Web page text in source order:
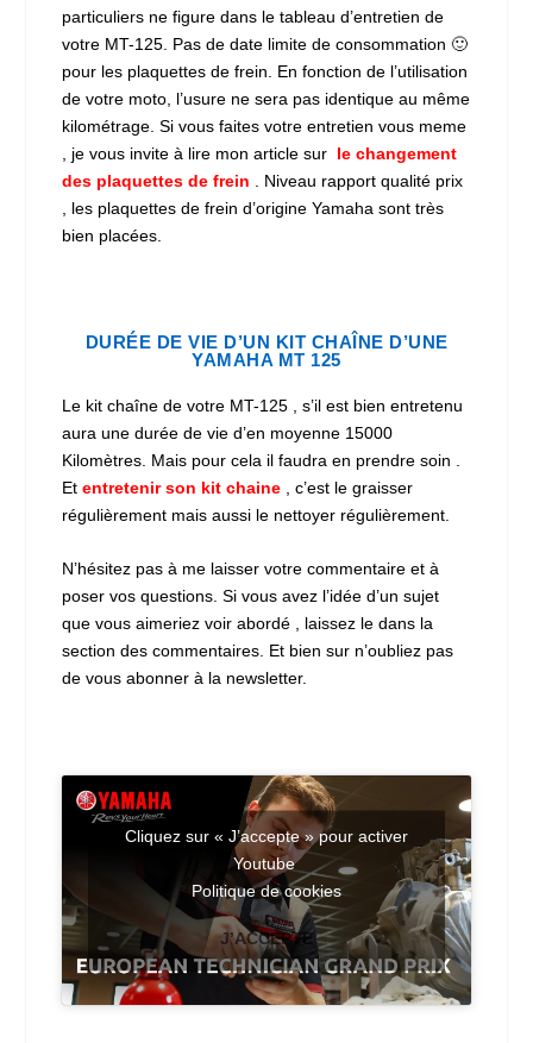
particuliers ne figure dans le tableau d’entretien de
votre MT-125. Pas de date limite de consommation 🙂
pour les plaquettes de frein. En fonction de l’utilisation
de votre moto, l’usure ne sera pas identique au même
kilométrage. Si vous faites votre entretien vous meme
, je vous invite à lire mon article sur le changement
des plaquettes de frein . Niveau rapport qualité prix
, les plaquettes de frein d’origine Yamaha sont très
bien placées.
DURÉE DE VIE D’UN KIT CHAÎNE D’UNE
YAMAHA MT 125
Le kit chaîne de votre MT-125 , s’il est bien entretenu
aura une durée de vie d’en moyenne 15000
Kilomètres. Mais pour cela il faudra en prendre soin .
Etentretenir son kit chaine , c’est le graisser
régulièrement mais aussi le nettoyer régulièrement.
N’hésitez pas à me laisser votre commentaire et à
poser vos questions. Si vous avez l’idée d’un sujet
que vous aimeriez voir abordé , laissez le dans la
section des commentaires. Et bien sur n’oubliez pas
de vous abonner à la newsletter.
Cliquez sur « J’accepte » pour activer
Youtube
Politique de cookies
J’ACCEPTE